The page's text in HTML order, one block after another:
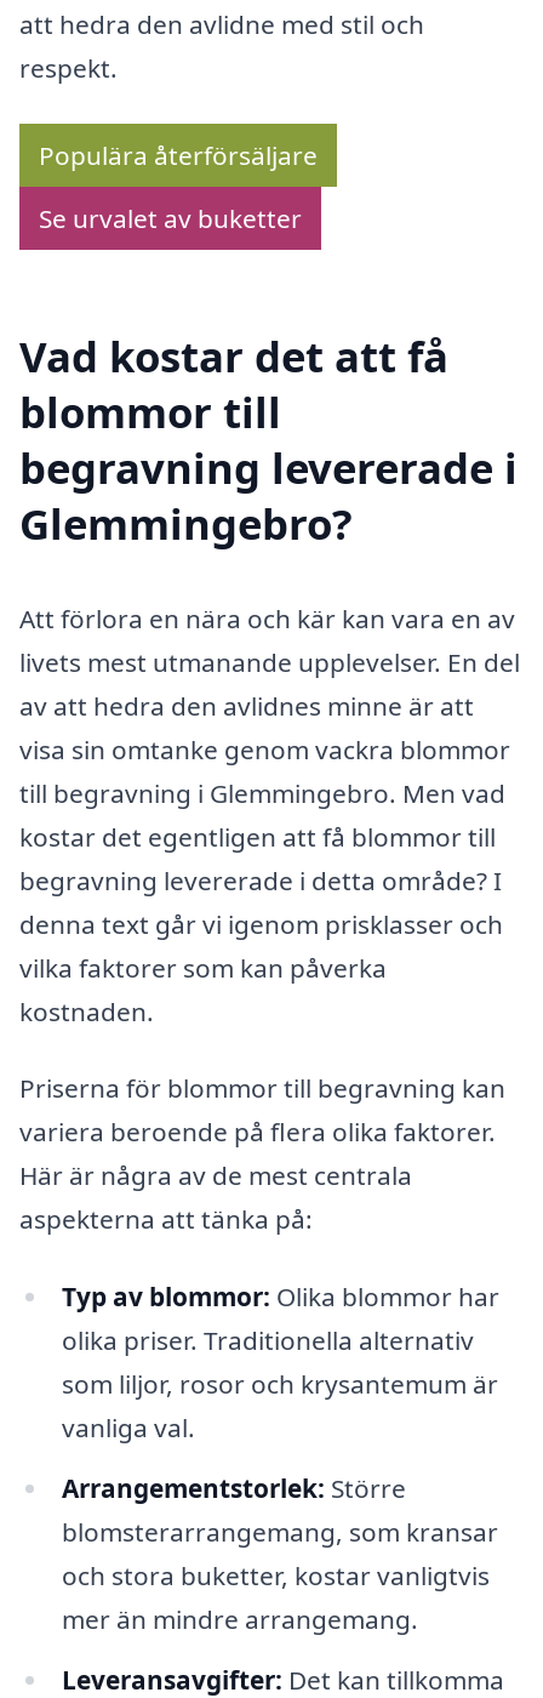
att hedra den avlidne med stil och
respekt.
Populära återförsäljare
Se urvalet av buketter
Vad kostar det att få
blommor till
begravning levererade i
Glemmingebro?
Att förlora en nära och kär kan vara en av
livets mest utmanande upplevelser. En del
av att hedra den avlidnes minne är att
visa sin omtanke genom vackra blommor
till begravning i Glemmingebro. Men vad
kostar det egentligen att få blommor till
begravning levererade i detta område? I
denna text går vi igenom prisklasser och
vilka faktorer som kan påverka
kostnaden.
Priserna för blommor till begravning kan
variera beroende på flera olika faktorer.
Här är några av de mest centrala
aspekterna att tänka på:
Typ av blommor: Olika blommor har
olika priser. Traditionella alternativ
som liljor, rosor och krysantemum är
vanliga val.
Arrangementstorlek: Större
blomsterarrangemang, som kransar
och stora buketter, kostar vanligtvis
mer än mindre arrangemang.
Leveransavgifter: Det kan tillkomma